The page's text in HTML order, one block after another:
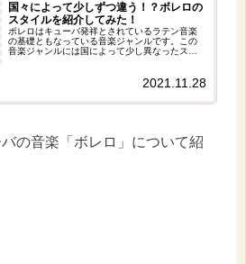
国々によって少しずつ違う！？ボレロの
スタイルを紹介してみた！
ボレロはキューバ発祥とされているラテン音楽
の基礎ともなっている音楽ジャンルです。この
音楽ジャンルには国によって少し異なったスタ
ように落ち着いた曲が多く、ラテン音楽っぽく
2021.11.28
の音楽「ボレロ」について紹